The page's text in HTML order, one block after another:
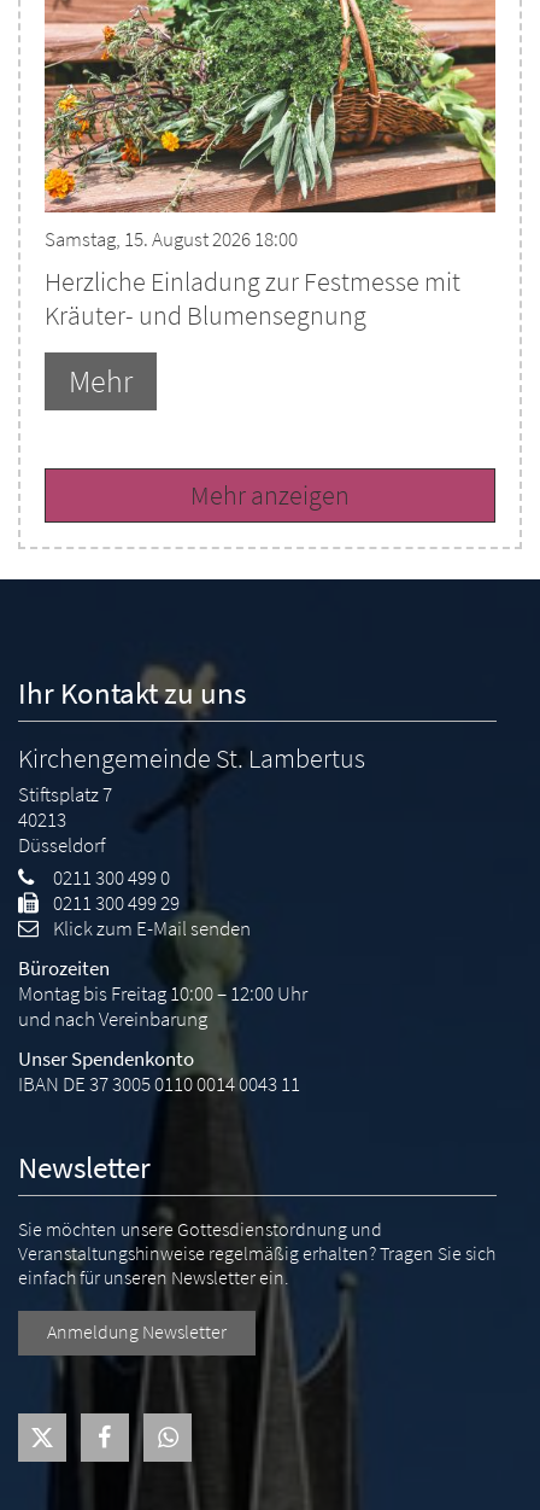
Samstag, 15. August 2026 18:00
Herzliche Einladung zur Festmesse mit
Kräuter- und Blumensegnung
Mehr
Mehr anzeigen
Ihr Kontakt zu uns
Kirchengemeinde St. Lambertus
Stiftsplatz 7
40213
Düsseldorf
0211 300 499 0
0211 300 499 29
Klick zum E-Mail senden
Bürozeiten
Montag bis Freitag 10:00 – 12:00 Uhr
und nach Vereinbarung
Unser Spendenkonto
IBAN DE 37 3005 0110 0014 0043 11
Newsletter
Sie möchten unsere Gottesdienstordnung und
Veranstaltungshinweise regelmäßig erhalten? Tragen Sie sich
einfach für unseren Newsletter ein.
Anmeldung Newsletter